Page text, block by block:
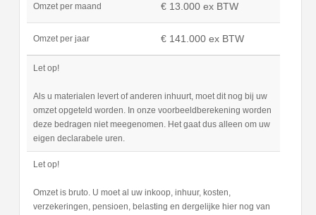
Omzet per maand € 13.000 ex BTW
Omzet per jaar € 141.000 ex BTW
Let op!
Als u materialen levert of anderen inhuurt, moet dit nog bij uw
omzet opgeteld worden. In onze voorbeeldberekening worden
deze bedragen niet meegenomen. Het gaat dus alleen om uw
eigen declarabele uren.
Let op!
Omzet is bruto. U moet al uw inkoop, inhuur, kosten,
verzekeringen, pensioen, belasting en dergelijke hier nog van